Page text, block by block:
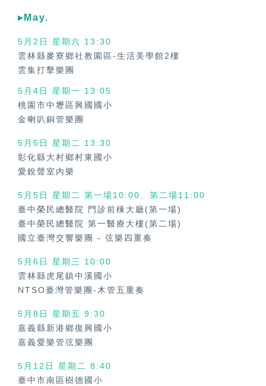
▸May.
5月2日 星期六 13:30
雲林縣麥寮鄉社教園區-生活美學館2樓
雲集打擊樂團
5月4日 星期一 13:05
桃園市中壢區興國國小
金喇叭銅管樂團
5月5日 星期二 13:30
彰化縣大村鄉村東國小
愛銳聲室內樂
5月5日 星期二 第一場10:00、第二場11:00
臺中榮民總醫院 門診前棟大廳(第一場)
臺中榮民總醫院 第一醫療大樓(第二場)
國立臺灣交響樂團 - 弦樂四重奏
5月6日 星期三 10:00
雲林縣虎尾鎮中溪國小
NTSO臺灣管樂團-木管五重奏
5月8日 星期五 9:30
嘉義縣新港鄉復興國小
嘉義愛樂管弦樂團
5月12日 星期二 8:40
臺中市南區樹德國小